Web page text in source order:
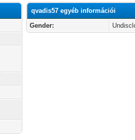
qvadis57 egyéb információi
Gender: